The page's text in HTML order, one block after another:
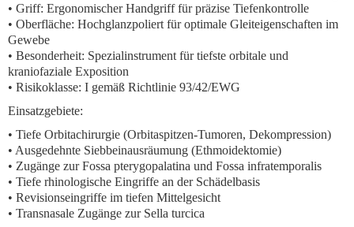
• Griff: Ergonomischer Handgriff für präzise Tiefenkontrolle
• Oberfläche: Hochglanzpoliert für optimale Gleiteigenschaften im
Gewebe
• Besonderheit: Spezialinstrument für tiefste orbitale und
kraniofaziale Exposition
• Risikoklasse: I gemäß Richtlinie 93/42/EWG
Einsatzgebiete:
• Tiefe Orbitachirurgie (Orbitaspitzen-Tumoren, Dekompression)
• Ausgedehnte Siebbeinausräumung (Ethmoidektomie)
• Zugänge zur Fossa pterygopalatina und Fossa infratemporalis
• Tiefe rhinologische Eingriffe an der Schädelbasis
• Revisionseingriffe im tiefen Mittelgesicht
• Transnasale Zugänge zur Sella turcica